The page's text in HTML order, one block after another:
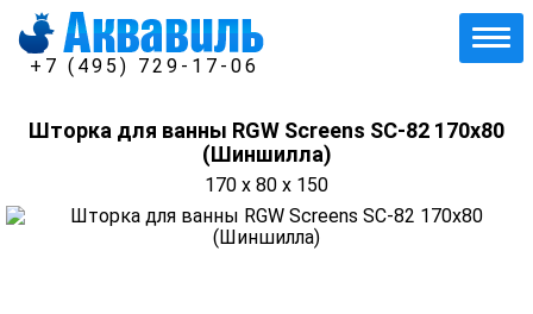
+7 (495) 729-17-06
Шторка для ванны RGW Screens SC-82 170х80
(Шиншилла)
170 x 80 x 150